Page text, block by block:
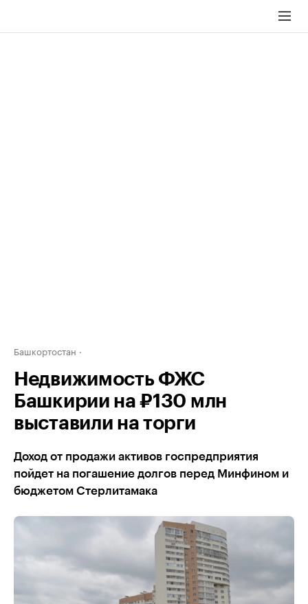
Башкортостан
Недвижимость ФЖС
Башкирии на ₽130 млн
выставили на торги
Доход от продажи активов госпредприятия
пойдет на погашение долгов перед Минфином и
бюджетом Стерлитамака